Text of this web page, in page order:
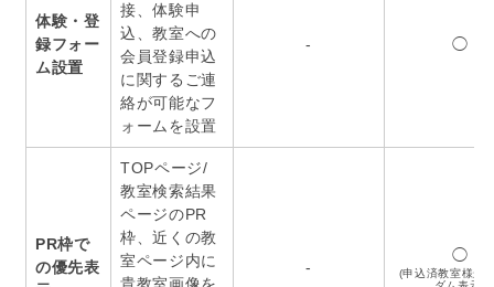
体験・登
録フォー
ム設置
接、体験申
込、教室への
会員登録申込
に関するご連
絡が可能なフ
ォームを設置
- ◯
PR枠で
の優先表
TOPページ/
教室検索結果
ページのPR
枠、近くの教
室ページ内に
-
◯
(申込済教室様か